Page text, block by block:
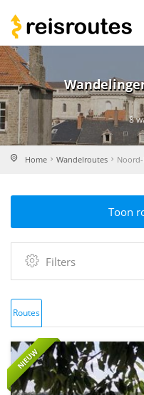
8
Home Wandelroutes
Toon
Filters
Routes
NIEUW